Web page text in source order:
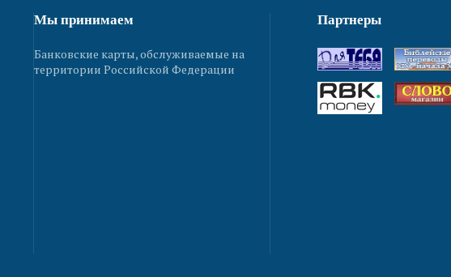
Мы принимаем
Банковские карты, обслуживаемые на
территории Российской Федерации
Партнеры